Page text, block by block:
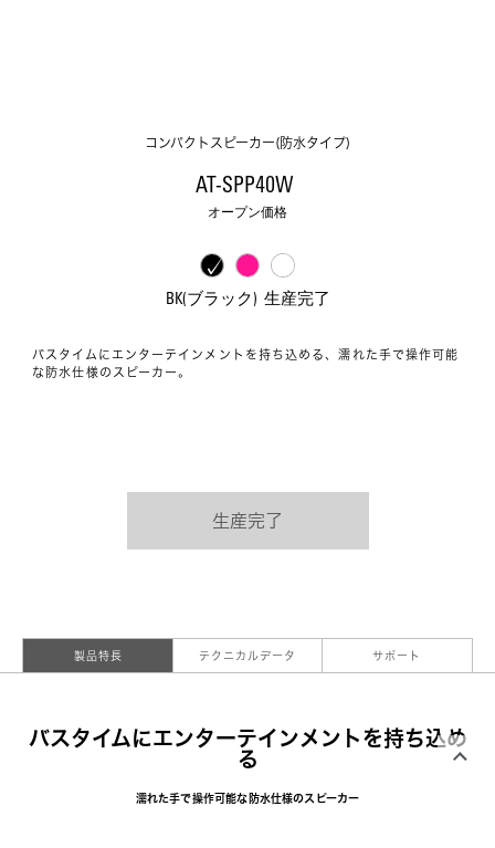
コンパクトスピーカー(防水タイプ)
AT-SPP40W
オープン価格
BK(ブラック)  生産完了
バスタイムにエンターテインメントを持ち込める、濡れた手で操作可能
な防水仕様のスピーカー。
生産完了
製品特長 テクニカルデータ サポート
バスタイムにエンターテインメントを持ち込め
る
濡れた手で操作可能な防水仕様のスピーカー